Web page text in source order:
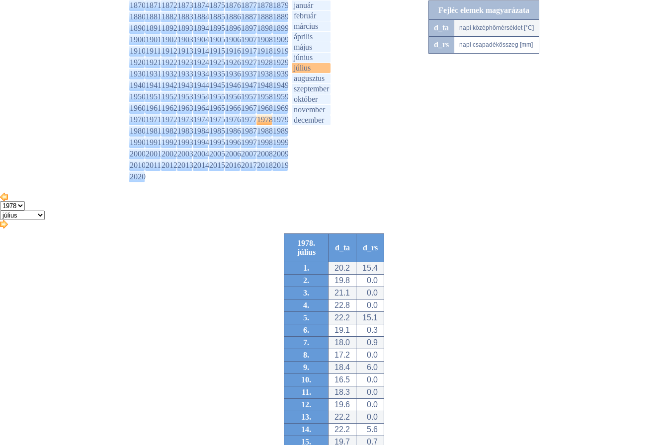
1870187118721873187418751876187718781879
1880188118821883188418851886188718881889
1890189118921893189418951896189718981899
1900190119021903190419051906190719081909
1910191119121913191419151916191719181919
1920192119221923192419251926192719281929
1930193119321933193419351936193719381939
1940194119421943194419451946194719481949
1950195119521953195419551956195719581959
1960196119621963196419651966196719681969
1970197119721973197419751976197719781979
1980198119821983198419851986198719881989
1990199119921993199419951996199719981999
2000200120022003200420052006200720082009
2010201120122013201420152016201720182019
2020
január
február
március
április
május
június
július
augusztus
szeptember
október
november
december
Fejléc elemek magyarázata
d_ta napi középhőmérséklet [°C]
d_rs napi csapadékösszeg [mm]
1978.
július
d_ta d_rs
1. 20.2
15.4
2.
19.8
0.0
3.
21.1
0.0
4.
22.8
0.0
5.
22.2
15.1
6.
19.1
0.3
7.
18.0
0.9
8.
17.2
0.0
9.
18.4
6.0
10.
16.5
0.0
11.
18.3
0.0
12.
19.6
0.0
13.
22.2
0.0
14.
22.2
5.6
15.
19.7 0.7